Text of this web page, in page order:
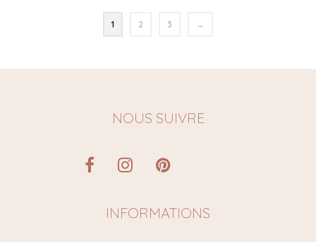
1 2 3 →
NOUS SUIVRE
INFORMATIONS